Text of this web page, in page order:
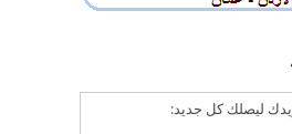
ليصلك كل جديد: